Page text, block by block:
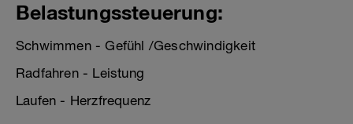
Belastungssteuerung:
Schwimmen - Gefühl /Geschwindigkeit
Radfahren - Leistung
Laufen - Herzfrequenz